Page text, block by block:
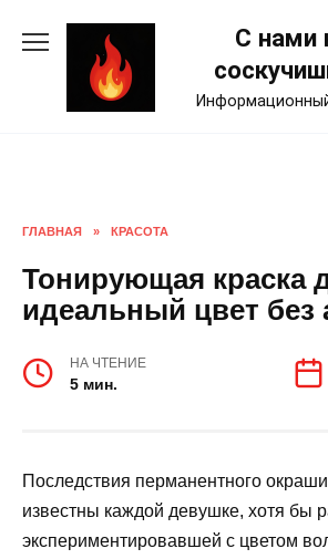
С нами
ГЛАВНАЯ » КРАСОТА
Тонирующая краска
идеальный цвет без
НА ЧТЕНИЕ
5 мин.
Последствия перманентного
известны каждой девушке, хотя бы
экспериментировавшей с цветом